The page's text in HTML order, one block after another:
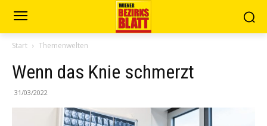
Start Themenwelten
Wenn das Knie schmerzt
31/03/2022